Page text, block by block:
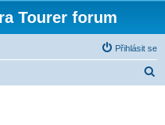
Tourer forum
Přihlásit se